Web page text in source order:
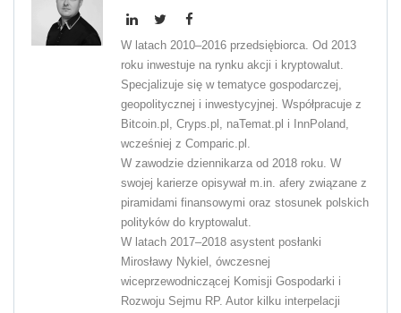
W latach 2010–2016 przedsiębiorca. Od 2013
roku inwestuje na rynku akcji i kryptowalut.
Specjalizuje się w tematyce gospodarczej,
geopolitycznej i inwestycyjnej. Współpracuje z
Bitcoin.pl, Cryps.pl, naTemat.pl i InnPoland,
wcześniej z Comparic.pl.
W zawodzie dziennikarza od 2018 roku. W
swojej karierze opisywał m.in. afery związane z
piramidami finansowymi oraz stosunek polskich
polityków do kryptowalut.
W latach 2017–2018 asystent posłanki
Mirosławy Nykiel, ówczesnej
wiceprzewodniczącej Komisji Gospodarki i
Rozwoju Sejmu RP. Autor kilku interpelacji